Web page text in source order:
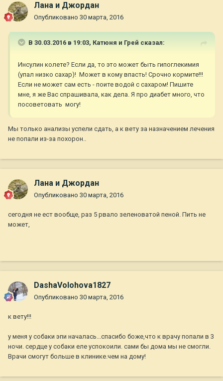
Лана и Джордан
Опубликовано 30 марта, 2016
В 30.03.2016 в 19:03, Катюня и Грей сказал:
Инсулин колете? Если да, то это может быть гипоглекимия
(упал низко сахар)! Может в кому впасть! Срочно кормите!!!
Если не может сам есть - поите водой с сахаром! Пишите
мне, я же Вас спрашивала, как дела. Я про диабет много, что
посоветовать могу!
Мы только анализы успели сдать, а к вету за назначением лечения
не попали из-за похорон..
Лана и Джордан
Опубликовано 30 марта, 2016
сегодня не ест вообще, раз 5 рвало зеленоватой пеной. Пить не
может,
DashaVolohova1827
Опубликовано 30 марта, 2016
к вету!!!
у меня у собаки эпи началась...спасибо боже,что к врачу попали в 3
ночи. сердце у собаки еле успокоили. сами бы дома мы не смогли.
Врачи смогут больше в клинике.чем на дому!